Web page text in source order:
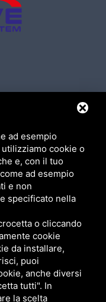
gli aiuti di Stato e gli aiuti
contenuti nel Registro
della L. 234/2012" e
di ricerca nel campo
faces/pages/
ad esempio
utilizziamo cookie o
e, con il tuo
ad esempio
e non
specificato nella
o cliccando
cookie
da installare,
puoi
anche diversi
tutti". In
la scelta